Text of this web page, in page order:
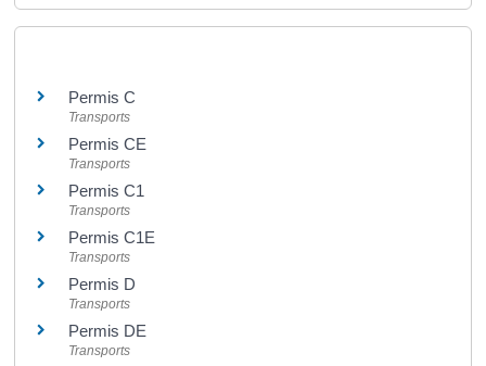
Permis C
Transports
Permis CE
Transports
Permis C1
Transports
Permis C1E
Transports
Permis D
Transports
Permis DE
Transports